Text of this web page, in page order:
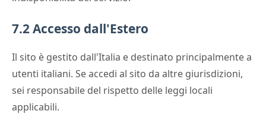
7.2 Accesso dall'Estero
Il sito è gestito dall'Italia e destinato principalmente a
utenti italiani. Se accedi al sito da altre giurisdizioni,
sei responsabile del rispetto delle leggi locali
applicabili.